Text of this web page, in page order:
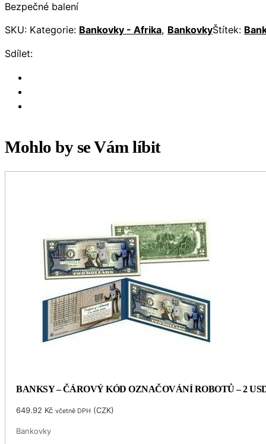
Bezpečné balení
SKU: Kategorie: Bankovky - Afrika, BankovkyŠtítek:
Sdílet:
Mohlo by se Vám líbit
BANKSY – ČÁROVÝ KÓD OZNAČOVÁNÍ ROBOTŮ – 2
649.92 Kč včetně DPH (CZK)
Bankovky